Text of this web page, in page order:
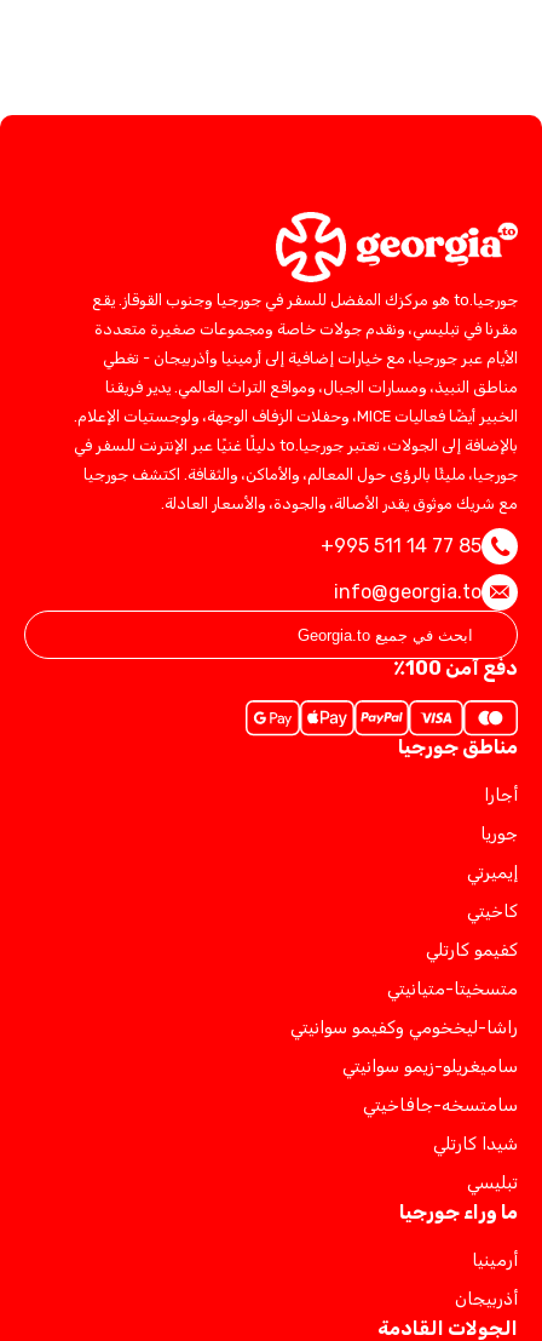
جورجيا.to هو مركزك المفضل للسفر في جورجيا وجنوب القوقاز. يقع
مقرنا في تبليسي، ونقدم جولات خاصة ومجموعات صغيرة متعددة
الأيام عبر جورجيا، مع خيارات إضافية إلى أرمينيا وأذربيجان - تغطي
مناطق النبيذ، ومسارات الجبال، ومواقع التراث العالمي. يدير فريقنا
الخبير أيضًا فعاليات MICE، وحفلات الزفاف الوجهة، ولوجستيات الإعلام.
بالإضافة إلى الجولات، تعتبر جورجيا.to دليلًا غنيًا عبر الإنترنت للسفر في
جورجيا، مليئًا بالرؤى حول المعالم، والأماكن، والثقافة. اكتشف جورجيا
مع شريك موثوق يقدر الأصالة، والجودة، والأسعار العادلة.
+995 511 14 77 85
info@georgia.to
دفع آمن 100٪
مناطق جورجيا
أجارا
جوريا
إيميرتي
كاخيتي
كفيمو كارتلي
متسخيتا-متيانيتي
راشا-ليخخومي وكفيمو سوانيتي
ساميغريلو-زيمو سوانيتي
سامتسخه-جافاخيتي
شيدا كارتلي
تبليسي
ما وراء جورجيا
أرمينيا
أذربيجان
الجولات القادمة